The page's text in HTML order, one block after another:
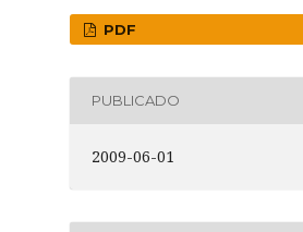
PDF
PUBLICADO
2009-06-01